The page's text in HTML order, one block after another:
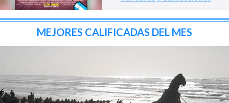
MEJORES CALIFICADAS DEL MES